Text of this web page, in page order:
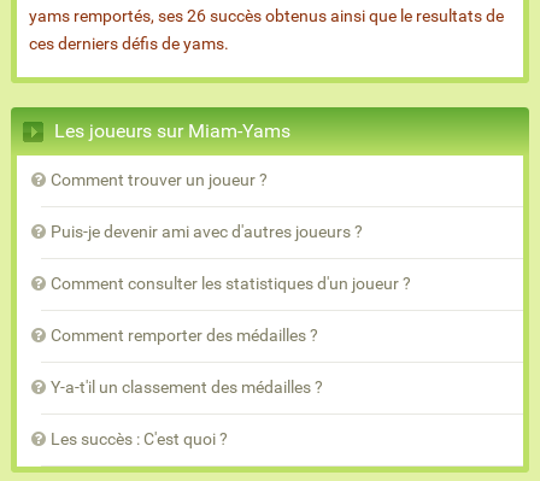
yams remportés, ses 26 succès obtenus ainsi que le resultats de
ces derniers défis de yams.
Les joueurs sur Miam-Yams
Comment trouver un joueur ?
Puis-je devenir ami avec d'autres joueurs ?
Comment consulter les statistiques d'un joueur ?
Comment remporter des médailles ?
Y-a-t'il un classement des médailles ?
Les succès : C'est quoi ?